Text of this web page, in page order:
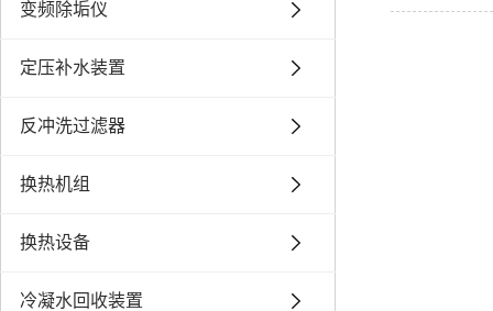
变频除垢仪
定压补水装置
反冲洗过滤器
换热机组
换热设备
冷凝水回收装置